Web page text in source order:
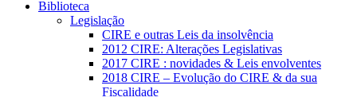
Biblioteca
Legislação
CIRE e outras Leis da insolvência
2012 CIRE: Alterações Legislativas
2017 CIRE : novidades & Leis envolventes
2018 CIRE – Evolução do CIRE & da sua
Fiscalidade